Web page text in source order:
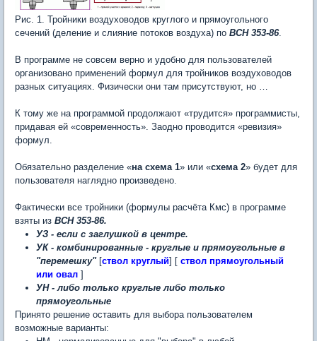
Рис. 1. Тройники воздуховодов круглого и прямоугольного
сечений (деление и слияние потоков воздуха) по ВСН 353-86.
В программе не совсем верно и удобно для пользователей
организовано применений формул для тройников воздуховодов
разных ситуациях. Физически они там присутствуют, но …
К тому же на программой продолжают «трудится» программисты,
придавая ей «современность». Заодно проводится «ревизия»
формул.
Обязательно разделение «на схема 1» или «схема 2» будет для
пользователя наглядно произведено.
Фактически все тройники (формулы расчёта Кмс) в программе
взяты из ВСН 353-86.
УЗ - если с заглушкой в центре.
УК - комбинированные - круглые и прямоугольные в
"перемешку" [ствол круглый] [ ствол прямоугольный
или овал ]
УН - либо только круглые либо только
прямоугольные
Принято решение оставить для выбора пользователем
возможные варианты: